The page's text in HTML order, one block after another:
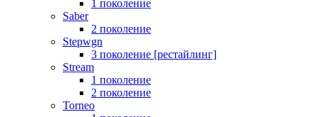
1 поколение
Saber
2 поколение
Stepwgn
3 поколение [рестайлинг]
Stream
1 поколение
2 поколение
Torneo